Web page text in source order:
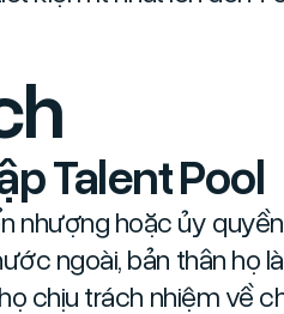
Talent Pool
nhượng hoặc ủy
ngoài, bản thân họ
chịu trách nhiệm về